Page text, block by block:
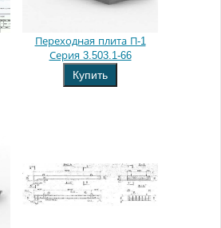
Переходная плита П-1
Серия 3.503.1-66
Купить